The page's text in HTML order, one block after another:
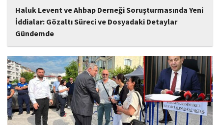
Haluk Levent ve Ahbap Derneği Soruşturmasında Yeni
İddialar: Gözaltı Süreci ve Dosyadaki Detaylar
Gündemde
İstanbul Cumhuriyet Başsavcılığı tarafından yürütülen ve Haluk
Levent ile kurucusu olduğu Ahbap Derneği'ni kapsadığı belirtilen
soruşturmaya ilişkin yeni iddialar gündeme geldi. Edinilen
bilgilere göre, soruşturmanın ani bir operasyonla değil, aylar...